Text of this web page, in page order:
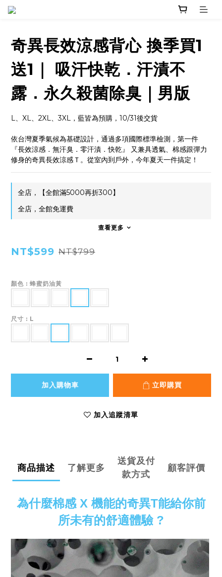
奇異長效涼感背心 換季買1
送1｜ 吸汗快乾．汗漬不
露．永久殺菌除臭｜男版
L、XL、2XL、3XL，藍皆為預購，10/31後交貨
依台灣夏季氣候為基礎設計，通過多項國際標準檢測，第一件
『長效涼感．無汗臭．零汗漬．快乾』 又兼具透氣、棉感跟彈力
修身的奇異長效涼感Ｔ。從室內到戶外，今年夏天一件搞定！
全店，【全館滿5000再折300】
全店，全館免運費
查看更多
NT$599 NT$799
顏色 : 蜂蜜奶油黃
尺寸 : L
加入購物車 立即購買
加入追蹤清單
商品描述 了解更多
送貨及付
款方式
顧客評價
為什麼棉感 X 機能的奇異T能給你前
所未有的舒適體驗 ?